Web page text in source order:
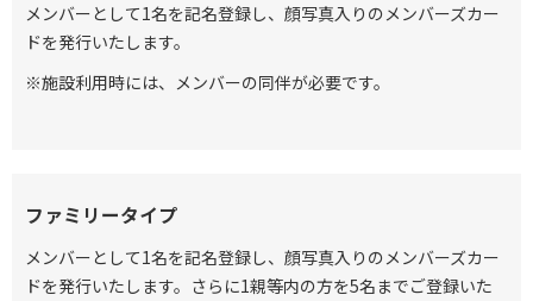
メンバーとして1名を記名登録し、顔写真入りのメンバーズカー
ドを発行いたします。
※施設利用時には、メンバーの同伴が必要です。
ファミリータイプ
メンバーとして1名を記名登録し、顔写真入りのメンバーズカー
ドを発行いたします。さらに1親等内の方を5名までご登録いた